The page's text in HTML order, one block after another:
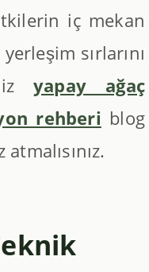
iç mekan
sırlarını
yapay ağaç
rehberi blog